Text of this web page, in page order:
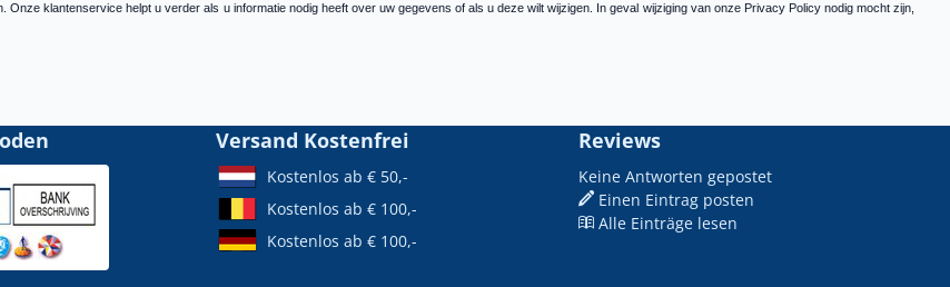
klantenservice helpt u verder als u informatie nodig heeft over uw gegevens of als u deze wilt wijzigen. In geval wijziging van onze Privacy Policy nodig mocht zijn,
Versand Kostenfrei
Kostenlos ab € 50,-
Kostenlos ab € 100,-
Kostenlos ab € 100,-
Reviews
Keine Antworten gepostet
Einen Eintrag posten
Alle Einträge lesen